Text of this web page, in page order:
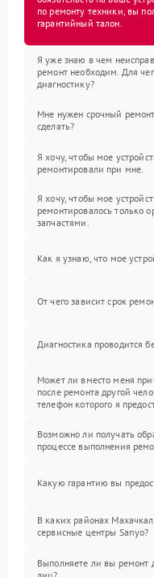
по ремонту техники, вы
гарантийный талон.
Я уже знаю в чем
ремонт необходим. Для
диагностику?
Мне нужен срочный
сделать?
Я хочу, чтобы мое
ремонтировали при мне.
Я хочу, чтобы мое
ремонтировалось только
запчастями.
Как я узнаю, что мое
От чего зависит срок
Диагностика проводится
Может ли вместо меня
после ремонта другой
телефон которого я
Возможно ли получать
процессе выполнения
Какую гарантию вы
В каких районах
сервисные центры Sanyo?
Выполняете ли вы ремонт
лиц?